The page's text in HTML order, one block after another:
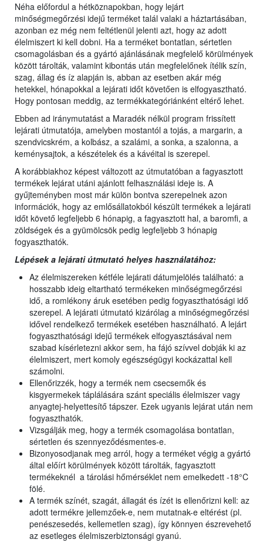
Néha előfordul a hétköznapokban, hogy lejárt
minőségmegőrzési idejű terméket talál valaki a háztartásában,
azonban ez még nem feltétlenül jelenti azt, hogy az adott
élelmiszert ki kell dobni. Ha a terméket bontatlan, sértetlen
csomagolásban és a gyártó ajánlásának megfelelő körülmények
között tárolták, valamint kibontás után megfelelőnek ítélik szín,
szag, állag és íz alapján is, abban az esetben akár még
hetekkel, hónapokkal a lejárati időt követően is elfogyasztható.
Hogy pontosan meddig, az termékkategóriánként eltérő lehet.
Ebben ad iránymutatást a Maradék nélkül program frissített
lejárati útmutatója, amelyben mostantól a tojás, a margarin, a
szendvicskrém, a kolbász, a szalámi, a sonka, a szalonna, a
keménysajtok, a készételek és a kávéital is szerepel.
A korábbiakhoz képest változott az útmutatóban a fagyasztott
termékek lejárat utáni ajánlott felhasználási ideje is. A
gyűjteményben most már külön bontva szerepelnek azon
információk, hogy az emlősállatokból készült termékek a lejárati
időt követő legfeljebb 6 hónapig, a fagyasztott hal, a baromfi, a
zöldségek és a gyümölcsök pedig legfeljebb 3 hónapig
fogyaszthatók.
Lépések a lejárati útmutató helyes használatához:
Az élelmiszereken kétféle lejárati dátumjelölés található: a
hosszabb ideig eltartható termékeken minőségmegőrzési
idő, a romlékony áruk esetében pedig fogyaszthatósági idő
szerepel. A lejárati útmutató kizárólag a minőségmegőrzési
idővel rendelkező termékek esetében használható. A lejárt
fogyaszthatósági idejű termékek elfogyasztásával nem
szabad kísérletezni akkor sem, ha fájó szívvel dobják ki az
élelmiszert, mert komoly egészségügyi kockázattal kell
számolni.
Ellenőrizzék, hogy a termék nem csecsemők és
kisgyermekek táplálására szánt speciális élelmiszer vagy
anyagtej-helyettesítő tápszer. Ezek ugyanis lejárat után nem
fogyaszthatók.
Vizsgálják meg, hogy a termék csomagolása bontatlan,
sértetlen és szennyeződésmentes-e.
Bizonyosodjanak meg arról, hogy a terméket végig a gyártó
által előírt körülmények között tárolták, fagyasztott
termékeknél a tárolási hőmérséklet nem emelkedett -18°C
fölé.
A termék színét, szagát, állagát és ízét is ellenőrizni kell: az
adott termékre jellemzőek-e, nem mutatnak-e eltérést (pl.
penészesedés, kellemetlen szag), így könnyen észrevehető
az esetleges élelmiszerbiztonsági gyanú.